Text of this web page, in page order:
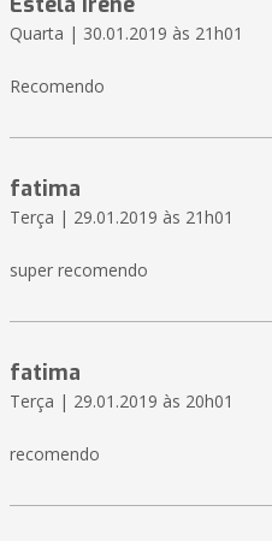
Quarta | 30.01.2019 às 21h01
Recomendo
fatima
Terça | 29.01.2019 às 21h01
super recomendo
fatima
Terça | 29.01.2019 às 20h01
recomendo